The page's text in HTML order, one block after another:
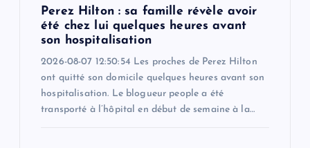
Perez Hilton : sa famille révèle avoir
été chez lui quelques heures avant
son hospitalisation
2026-08-07 12:50:54 Les proches de Perez Hilton
ont quitté son domicile quelques heures avant son
hospitalisation. Le blogueur people a été
transporté à l’hôpital en début de semaine à la…